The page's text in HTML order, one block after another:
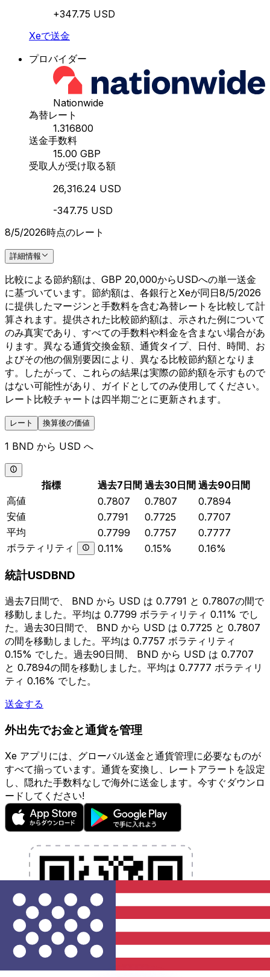
+347.75 USD
Xeで送金
プロバイダー
Nationwide
為替レート
1.316800
送金手数料
15.00 GBP
受取人が受け取る額
26,316.24 USD
-347.75 USD
8/5/2026時点のレート
詳細情報
比較による節約額は、GBP 20,000からUSDへの単一送金
に基づいています。節約額は、各銀行とXeが同日8/5/2026
に提供したマージンと手数料を含む為替レートを比較して計
算されます。提供された比較節約額は、示された例について
のみ真実であり、すべての手数料や料金を含まない場合があ
ります。異なる通貨交換金額、通貨タイプ、日付、時間、お
よびその他の個別要因により、異なる比較節約額となりま
す。したがって、これらの結果は実際の節約額を示すもので
はない可能性があり、ガイドとしてのみ使用してください。
レート比較チャートは四半期ごとに更新されます。
レート 換算後の価値
1 BND から USD へ
指標 過去7日間 過去30日間 過去90日間
高値
0.7807 0.7807
0.7894
安値
0.7791 0.7725
0.7707
平均
0.7799 0.7757
0.7777
ボラティリティ
0.11% 0.15% 0.16%
統計USDBND
過去7日間で、 BND から USD は 0.7791 と 0.7807の間で
移動しました。平均は 0.7799 ボラティリティ 0.11% でし
た。過去30日間で、 BND から USD は 0.7725 と 0.7807
の間を移動しました。平均は 0.7757 ボラティリティ
0.15% でした。過去90日間、 BND から USD は 0.7707
と 0.7894の間を移動しました。平均は 0.7777 ボラティリ
ティ 0.16% でした。
送金する
外出先でお金と通貨を管理
Xe アプリには、グローバル送金と通貨管理に必要なものが
すべて揃っています。通貨を変換し、レートアラートを設定
し、隠れた手数料なしで海外に送金します。今すぐダウンロ
ードしてください!